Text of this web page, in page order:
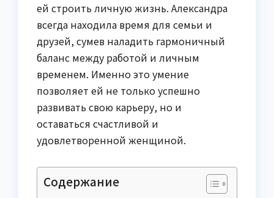
ей строить личную жизнь. Александра
всегда находила время для семьи и
друзей, сумев наладить гармоничный
баланс между работой и личным
временем. Именно это умение
позволяет ей не только успешно
развивать свою карьеру, но и
оставаться счастливой и
удовлетворенной женщиной.
Содержание